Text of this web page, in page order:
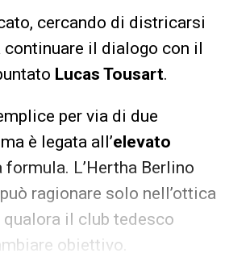
cercando di districarsi
il dialogo con il
Lucas Tousart.
per via di due
è legata all’elevato
L’Hertha Berlino
ragionare solo nell’ottica
qualora il club tedesco
obiettivo.